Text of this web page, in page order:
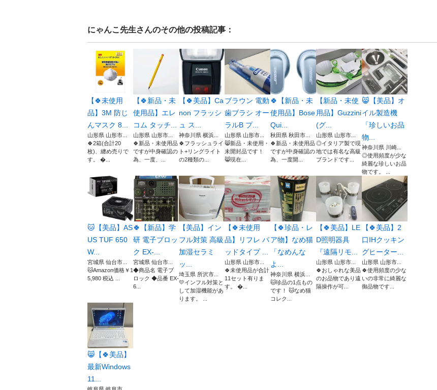
にゃんこ先生さんのその他の投稿記事：
【🍀未使用
品】3M 防じ
んマスク 8...
山形県 山形市...
🍀2箱(合計20
枚)、纏め売りで
す。 ...
【🍀新品・未
使用品】エレ
コム タッチ...
山形県 山形市...
🍀新品・未使用品
ですが中身確認の
為、一度、...
【🍀美品】Ca
non フラッシ
ュ ス...
神奈川県 横浜...
🍀フラッシュライ
ト+リングライト
の2種類の...
ブラウン 電動
歯ブラシ オー
ラルB プ...
山形県 山形市...
😸新品・未使用・
未開封品です！
😸現在...
🍀【新品・未
使用品】Bose
Qui...
秋田県 秋田市...
🍀新品・未使用品
ですが中身確認の
為、一度開...
【新品・未使
用品】Guzzini
(グ...
山形県 山形市...
◎イタリア製で現
地では有名な高級
ブランドです...
😸【美品】オ
イル製造機
「珍しいお品
物...
神奈川県 川崎...
◎使用頻度が少な
綺麗な珍しいお品
物です。 ...
🐱【美品】AS
US TUF 650
W...
宮城県 仙台市...
🐱Amazon価格￥1
5,980 税込 ...
🍀【新品】学
研 電子ブロッ
ク EX-...
宮城県 仙台市...
◆商品名 電子ブ
ロック ◆品番 EX-
6...
【美品】イン
フル対策 高級
加湿セラミ
ッ...
埼玉県 所沢市...
💛インフル対策と
して加湿機能があ
ります。 ...
【🍀未使用
品】リフレ パ
ッドタイプ ...
山形県 山形市...
🍀未使用品が合計
11セット有りま
す。 ...
【🍀珍品・レ
ア物】なめ猫
「なめんな
よ...
神奈川県 横浜...
🐱珍品の1点もの
です！ 🐱なめ猫
コレク...
【🍀美品】LE
D照明器具
『遠隔リモ...
山形県 山形市...
🍀おしゃれな美品
のお品物であり遠
隔操作が可...
【🍀美品】2
口IHクッキン
グヒーター...
山形県 山形市...
🍀使用頻度の少な
いの非常に綺麗な
御品物です...
😸【🍀美品】
最新Windows
11...